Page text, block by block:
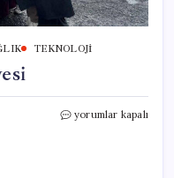
TEKNOLOJI
İki
yorumlar kapalı